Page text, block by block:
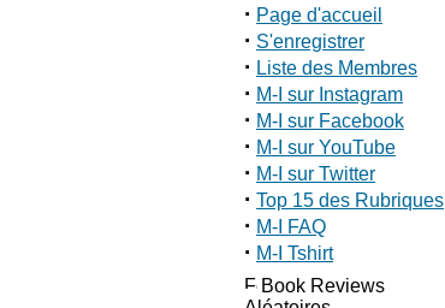
· Page d'accueil
· S'enregistrer
· Liste des Membres
· M-I sur Instagram
· M-I sur Facebook
· M-I sur YouTube
· M-I sur Twitter
· Top 15 des Rubriques
· M-I FAQ
· M-I Tshirt
Book Reviews